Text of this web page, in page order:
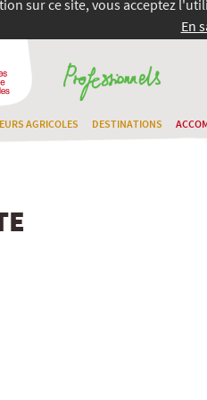
sur ce site, vous acceptez
En
AGRICOLES DESTINATIONS